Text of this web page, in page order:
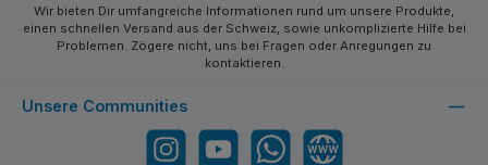
Wir bieten Dir umfangreiche Informationen rund um unsere Produkte,
einen schnellen Versand aus der Schweiz, sowie unkomplizierte Hilfe bei
Problemen. Zögere nicht, uns bei Fragen oder Anregungen zu
kontaktieren.
Unsere Communities
Instagram YouTube WhatsApp Website